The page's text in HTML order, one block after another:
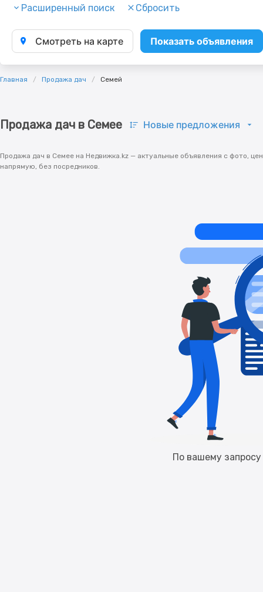
Расширенный поиск Сбросить
Смотреть на карте Показать объявления
Главная Продажа дач Семей
Продажа дач в Семее Новые предложения
Продажа дач в Семее на Недвижка.kz — актуальные объявления с фото,
напрямую, без посредников.
По вашему